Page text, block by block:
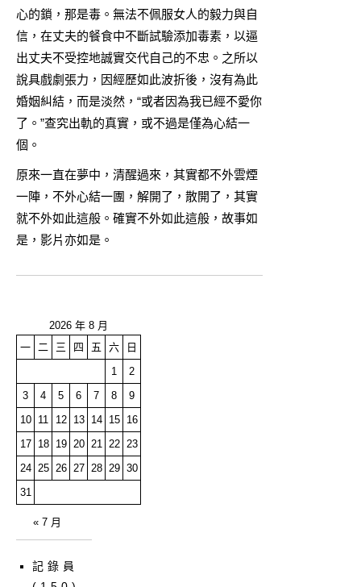
心的鎖，那是毒。無法不佩服女人的毅力與自
信，在丈夫的餐食中不斷試驗添加毒素，以逼
出丈夫不受控地誠實交代自己的不忠。之所以
說具戲劇張力，因經歷如此波折後，沒有為此
婚姻糾結，而是淡然，“或者因為我已經不愛你
了。”查究出軌的真實，或不過是僅為心結一
個。
原來一直在夢中，清醒過來，其實都不外雲煙
一陣，不外心結一團，解開了，散開了，其實
就不外如此這般。確實不外如此這般，故事如
是，影片亦如是。
2026 年 8 月
一
二 三 四 五 六
日
1
2
3
4 5 6 7 8
9
10
11 12 13 14 15
16
17
18 19 20 21 22
23
24
25 26 27 28 29 30
31
« 7 月
記錄員